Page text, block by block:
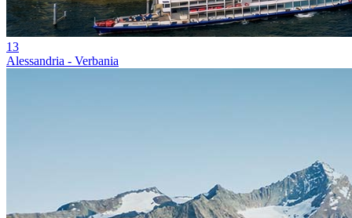
13
Alessandria - Verbania